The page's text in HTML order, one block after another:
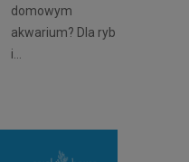
domowym
akwarium? Dla ryb
i...